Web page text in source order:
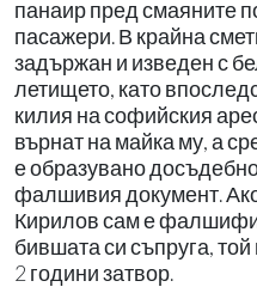
панаир пред смаяните
пасажери. В крайна
задържан и изведен с
летището, като
килия на софийския
върнат на майка му, а
е образувано
фалшивия документ.
Кирилов сам е
бившата си съпруга,
2 години затвор.